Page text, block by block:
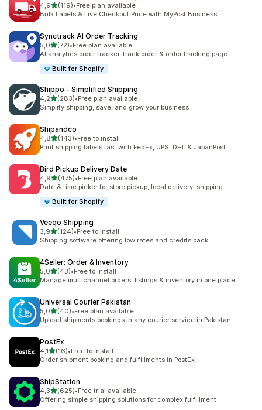
4,9/ 5 tähteä
(119)
119 arvostelua yhteensä
•Free plan available
Bulk Labels & Live Checkout Price with MyPost Business.
Synctrack AI Order Tracking
5,0/ 5 tähteä
(72)
72 arvostelua yhteensä
•Free plan available
AI analytics order tracker, track order & order tracking page
Built for Shopify
Shippo ‑ Simplified Shipping
4,2/ 5 tähteä
(283)
283 arvostelua yhteensä
•Free plan available
Simplify shipping, save, and grow your business
Shipandco
4,8/ 5 tähteä
(143)
143 arvostelua yhteensä
•Free to install
Print shipping labels fast with FedEx, UPS, DHL & JapanPost.
Bird Pickup Delivery Date
4,9/ 5 tähteä
(475)
475 arvostelua yhteensä
•Free plan available
Date & time picker for store pickup, local delivery, shipping
Built for Shopify
Veeqo Shipping
3,9/ 5 tähteä
(124)
124 arvostelua yhteensä
•Free to install
Shipping software offering low rates and credits back
4Seller: Order & Inventory
5,0/ 5 tähteä
(43)
43 arvostelua yhteensä
•Free to install
Manage multichannel orders, listings & inventory in one place
Universal Courier Pakistan
5,0/ 5 tähteä
(40)
40 arvostelua yhteensä
•Free plan available
Upload shipments bookings in any courier service in Pakistan.
PostEx
4,1/ 5 tähteä
(16)
16 arvostelua yhteensä
•Free to install
Order shipment booking and fulfillments in PostEx
ShipStation
4,3/ 5 tähteä
(625)
625 arvostelua yhteensä
•Free trial available
Offering simple shipping solutions for complex fulfillment